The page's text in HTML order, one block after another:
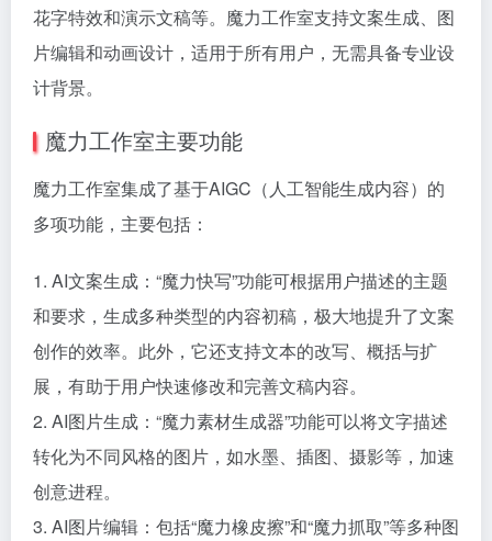
花字特效和演示文稿等。魔力工作室支持文案生成、图
片编辑和动画设计，适用于所有用户，无需具备专业设
计背景。
魔力工作室主要功能
魔力工作室集成了基于AIGC（人工智能生成内容）的
多项功能，主要包括：
1. AI文案生成：“魔力快写”功能可根据用户描述的主题
和要求，生成多种类型的内容初稿，极大地提升了文案
创作的效率。此外，它还支持文本的改写、概括与扩
展，有助于用户快速修改和完善文稿内容。
2. AI图片生成：“魔力素材生成器”功能可以将文字描述
转化为不同风格的图片，如水墨、插图、摄影等，加速
创意进程。
3. AI图片编辑：包括“魔力橡皮擦”和“魔力抓取”等多种图